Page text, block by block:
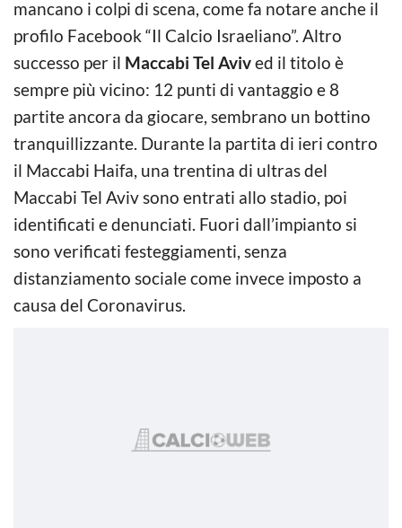
mancano i colpi di scena, come fa notare anche il
profilo Facebook “Il Calcio Israeliano”. Altro
successo per il Maccabi Tel Avived il titolo è
sempre più vicino: 12 punti di vantaggio e 8
partite ancora da giocare, sembrano un bottino
tranquillizzante. Durante la partita di ieri contro
il Maccabi Haifa, una trentina di ultras del
Maccabi Tel Aviv sono entrati allo stadio, poi
identificati e denunciati. Fuori dall’impianto si
sono verificati festeggiamenti, senza
distanziamento sociale come invece imposto a
causa del Coronavirus.